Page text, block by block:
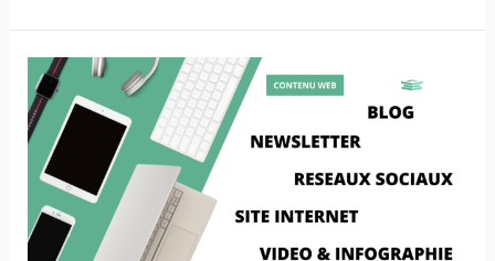
éditoriale,
pour
booster
votre
présence
en
ligne